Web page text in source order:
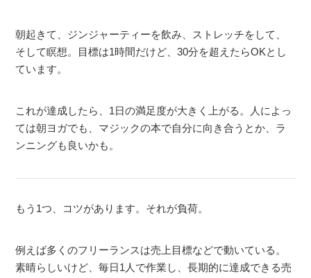
朝起きて、ジンジャーティーを飲み、ストレッチをして、
そして瞑想。目標は1時間だけど、30分を超えたらOKとし
ています。
これが達成したら、1日の満足度が大きく上がる。人によっ
ては朝ヨガでも、マジックの本で自分に向き合うとか、ラ
ンニングも良いかも。
もう1つ、コツがあります。それが負荷。
例えば多くのフリーランスは売上目標などで動いている。
素晴らしいけど、毎日1人で作業し、長期的に達成できる売